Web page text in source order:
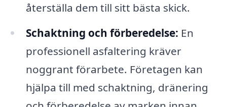
återställa dem till sitt bästa skick.
Schaktning och förberedelse: En
professionell asfaltering kräver
noggrant förarbete. Företagen kan
hjälpa till med schaktning, dränering